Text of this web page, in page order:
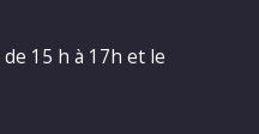
15 h à 17h et le